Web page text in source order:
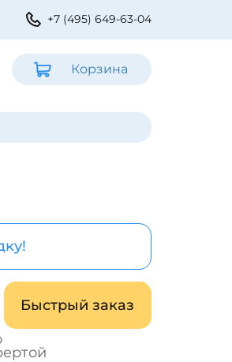
+7 (495) 649-63-04
Корзина
Быстрый заказ